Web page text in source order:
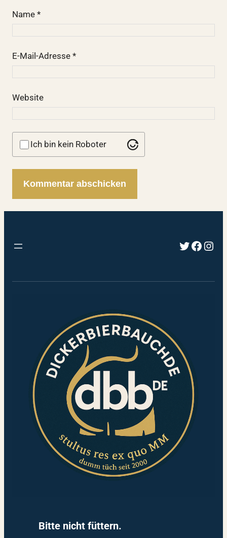
Name *
E-Mail-Adresse *
Website
Ich bin kein Roboter
Twitter
Bitte nicht füttern.